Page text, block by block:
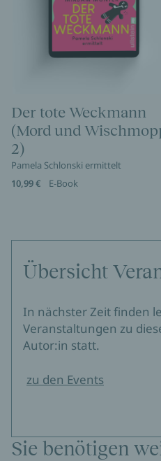
Der tote Weckmann
(Mord und
2)
Pamela Schlonski ermittelt
10,99 €
E-Book
Übersicht
In nächster Zeit finden
Veranstaltungen zu
Autor:in statt.
zu den Events
Sie benötigen